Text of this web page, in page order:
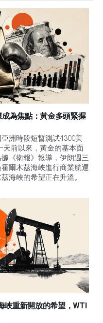
為焦點：黃金多頭緊握
洲時段短暫測試4300美
天前以來，黃金的基本面
《衛報》報導，伊朗週三
爾木茲海峽進行商業航運
海峽的希望正在升溫。
重新開放的希望，WTI